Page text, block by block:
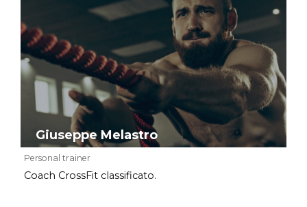
Giuseppe Melastro
Personal trainer
Coach CrossFit classificato.